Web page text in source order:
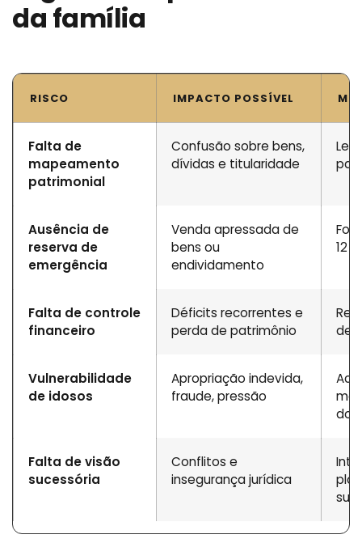
da família
RISCO IMPACTO POSSÍVEL
Falta de
mapeamento
patrimonial
Confusão sobre bens,
dívidas e titularidade
Ausência de
reserva de
emergência
Venda apressada de
bens ou
endividamento
12
Falta de controle
financeiro
Déficits recorrentes e
perda de patrimônio
Vulnerabilidade
de idosos
Apropriação indevida,
fraude, pressão
Falta de visão
sucessória
Conflitos e
insegurança jurídica